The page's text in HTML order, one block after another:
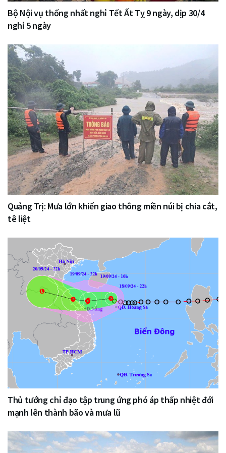
Bộ Nội vụ thống nhất nghỉ Tết Ất Tỵ 9 ngày, dịp 30/4
nghỉ 5 ngày
Quảng Trị: Mưa lớn khiến giao thông miền núi bị chia cắt,
tê liệt
Thủ tướng chỉ đạo tập trung ứng phó áp thấp nhiệt đới
mạnh lên thành bão và mưa lũ